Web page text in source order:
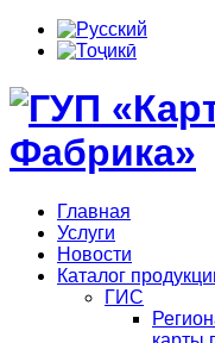
Главная
Услуги
Новости
Каталог
ГИС